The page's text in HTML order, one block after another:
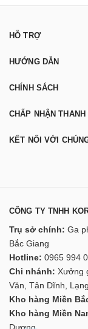
HỖ TRỢ
HƯỚNG DẪN
CHÍNH SÁCH
CHẤP NHẬN THANH
KẾT NỐI VỚI
CÔNG TY TNHH
Trụ sở chính: Ga
Bắc Giang
Hotline: 0965 994
Chi nhánh: Xưởng
Văn, Tân Dĩnh,
Kho hàng Miền
Kho hàng Miền